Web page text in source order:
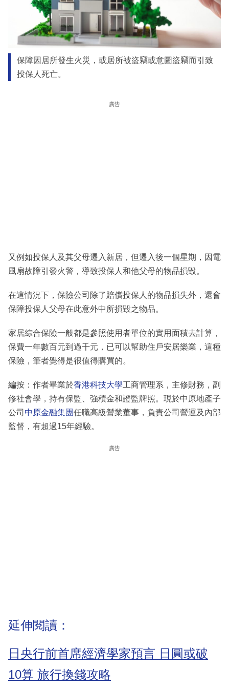
保障因居所發生火災，或居所被盜竊或意圖盜竊而引致
投保人死亡。
廣告
又例如投保人及其父母遷入新居，但遷入後一個星期，因電
風扇故障引發火警，導致投保人和他父母的物品損毀。
在這情況下，保險公司除了賠償投保人的物品損失外，還會
保障投保人父母在此意外中所損毀之物品。
家居綜合保險一般都是參照使用者單位的實用面積去計算，
保費一年數百元到過千元，已可以幫助住戶安居樂業，這種
保險，筆者覺得是很值得購買的。
編按：作者畢業於香港科技大學工商管理系，主修財務，副
修社會學，持有保監、強積金和證監牌照。現於中原地產子
公司 中原金融集團任職高級營業董事，負責公司營運及內部
監督，有超過15年經驗。
廣告
延伸閱讀：
日央行前首席經濟學家預言 日圓或破
10算 旅行換錢攻略